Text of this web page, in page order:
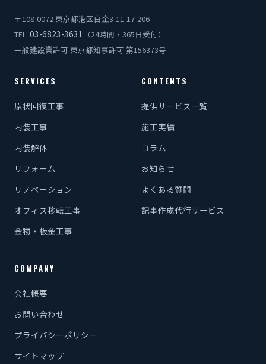
〒108-0072 東京都港区白金3-11-17-206
TEL: 03-6823-3631
（24時間・365日受付）
一般建設業許可 東京都知事許可 第156373号
SERVICES
原状回復工事
内装工事
内装解体
リフォーム
リノベーション
オフィス移転工事
金物・板金工事
CONTENTS
提供サービス一覧
施工実績
コラム
お知らせ
よくある質問
記事作成代行サービス
COMPANY
会社概要
お問い合わせ
プライバシーポリシー
サイトマップ